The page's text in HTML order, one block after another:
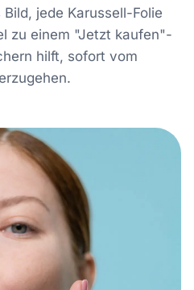
jede Karussell-Folie
zu einem "Jetzt kaufen"-
hilft, sofort vom